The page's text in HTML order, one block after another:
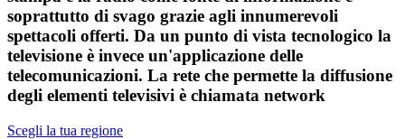
soprattutto di svago grazie agli innumerevoli
spettacoli offerti. Da un punto di vista tecnologico la
televisione è invece un'applicazione delle
telecomunicazioni. La rete che permette la diffusione
degli elementi televisivi è chiamata network
Scegli la tua regione